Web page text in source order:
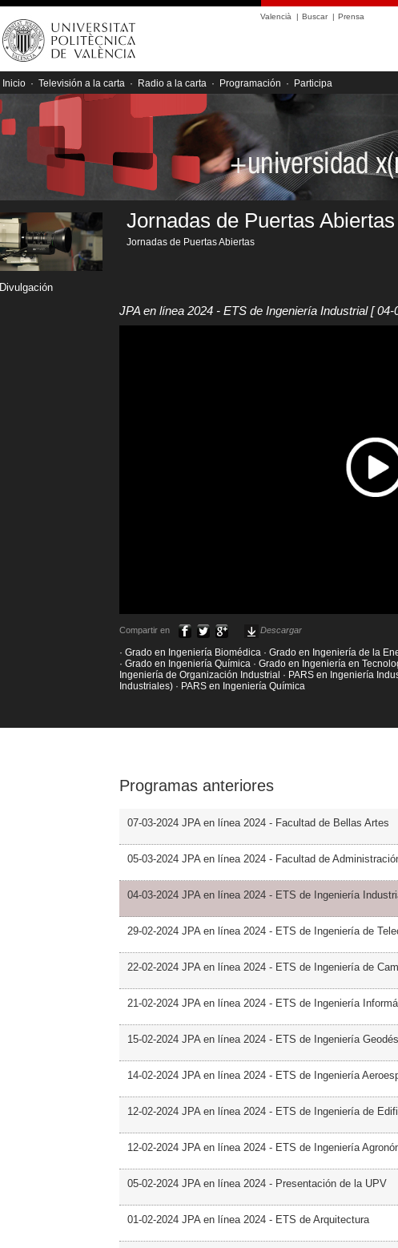
Valencià | Buscar| Prensa
Inicio · Televisión a la carta · Radio a la carta · Programación · Participa
Divulgación
Jornadas de Puertas Abiertas
Jornadas de Puertas Abiertas
JPA en línea 2024 - ETS de Ingeniería Industrial[ 04-
Compartir en Descargar
· Grado en Ingeniería Biomédica · Grado en Ingeniería de la
· Grado en Ingeniería Química · Grado en Ingeniería en
Ingeniería de Organización Industrial · PARS en Ingeniería
Industriales) · PARS en Ingeniería Química
Programas anteriores
07-03-2024 JPA en línea 2024 - Facultad de Bellas Artes
05-03-2024 JPA en línea 2024 - Facultad de
04-03-2024 JPA en línea 2024 - ETS de Ingeniería
29-02-2024 JPA en línea 2024 - ETS de Ingeniería de
22-02-2024 JPA en línea 2024 - ETS de Ingeniería de
21-02-2024 JPA en línea 2024 - ETS de Ingeniería
15-02-2024 JPA en línea 2024 - ETS de Ingeniería
14-02-2024 JPA en línea 2024 - ETS de Ingeniería
12-02-2024 JPA en línea 2024 - ETS de Ingeniería de
12-02-2024 JPA en línea 2024 - ETS de Ingeniería
05-02-2024 JPA en línea 2024 - Presentación de la UPV
01-02-2024 JPA en línea 2024 - ETS de Arquitectura